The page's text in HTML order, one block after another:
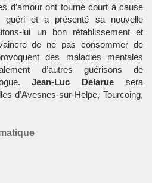
d’amour ont tourné court à cause
et a présenté sa nouvelle
lui un bon rétablissement et
de ne pas consommer de
des maladies mentales
d’autres guérisons de
Jean-Luc Delarue sera
d’Avesnes-sur-Helpe, Tourcoing,